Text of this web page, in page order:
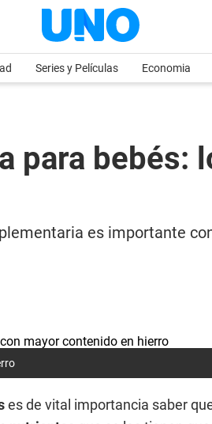
Series y Películas Economia
para bebés:
es importante
es de vital importancia saber